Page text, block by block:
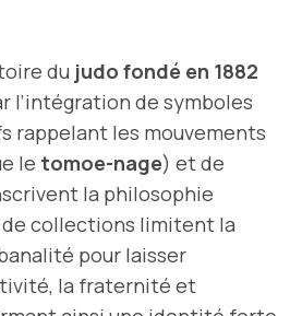
du judo fondé en 1882
l’intégration de symboles
rappelant les mouvements
le tomoe-nage) et de
la philosophie
collections limitent la
pour laisser
la fraternité et